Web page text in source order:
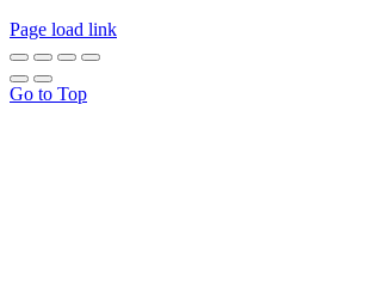
Page load link
Go to Top